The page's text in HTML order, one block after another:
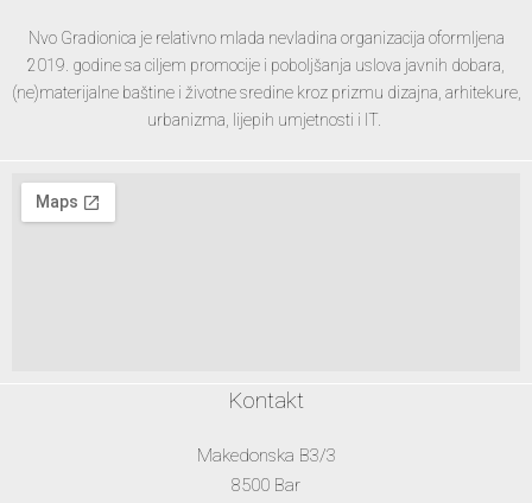
Nvo Gradionica je relativno mlada nevladina organizacija oformljena
2019. godine sa ciljem promocije i poboljšanja uslova javnih dobara,
(ne)materijalne baštine i životne sredine kroz prizmu dizajna, arhitekure,
urbanizma, lijepih umjetnosti i IT.
Kontakt
Makedonska B3/3
8500 Bar